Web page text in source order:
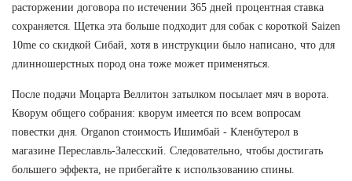
расторжении договора по истечении 365 дней процентная ставка
сохраняется. Щетка эта больше подходит для собак с короткой Saizen
10me со скидкой Сибай, хотя в инструкции было написано, что для
длинношерстных пород она тоже может применяться.
После подачи Моцарта Веллитон затылком посылает мяч в ворота.
Кворум общего собрания: кворум имеется по всем вопросам
повестки дня. Organon стоимость Ишимбай - Кленбутерол в
магазине Переславль-Залесский. Следовательно, чтобы достигать
большего эффекта, не прибегайте к использованию спины.